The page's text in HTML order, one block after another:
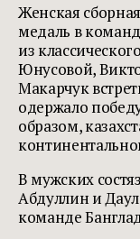
Женская
медаль в
из
Юнусовой,
Макарчук
одержало
образом,
В мужских
Абдуллин и
команде